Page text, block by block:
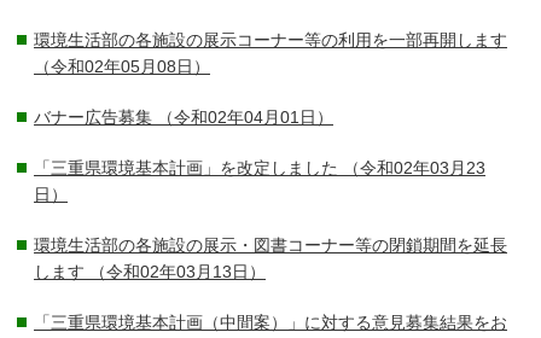
環境生活部の各施設の展示コーナー等の利用を一部再開します
（令和02年05月08日）
バナー広告募集 （令和02年04月01日）
「三重県環境基本計画」を改定しました
（令和02年03月23
日）
環境生活部の各施設の展示・図書コーナー等の閉鎖期間を延長
します （令和02年03月13日）
「三重県環境基本計画（中間案）」に対する意見募集結果をお